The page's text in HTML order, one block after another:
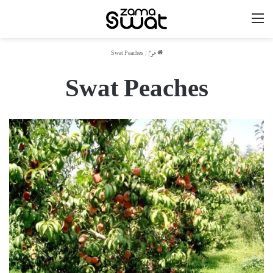
ھوم /
Swat Peaches
Swat Peaches